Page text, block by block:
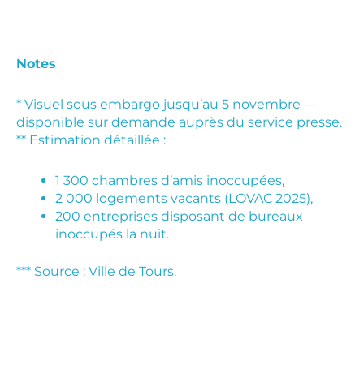
Notes
* Visuel sous embargo jusqu’au 5 novembre —
disponible sur demande auprès du service presse.
** Estimation détaillée :
1 300 chambres d’amis inoccupées,
2 000 logements vacants (LOVAC 2025),
200 entreprises disposant de bureaux
inoccupés la nuit.
*** Source : Ville de Tours.